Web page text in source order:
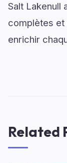
Salt Lakenull
complètes et
enrichir
Related